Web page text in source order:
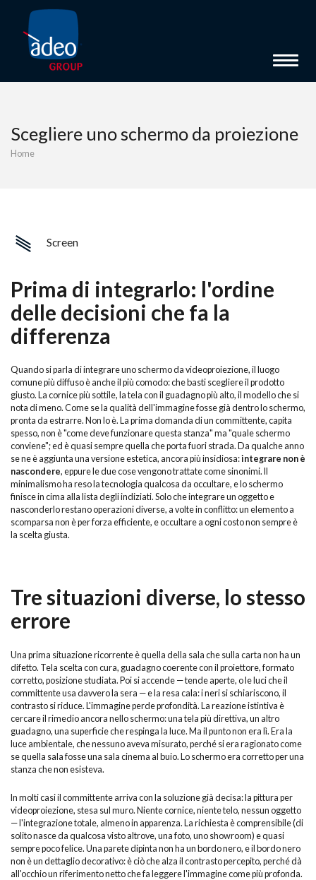
Toggle
Scegliere uno schermo da proiezione
Home
Screen
Prima di integrarlo: l'ordine
delle decisioni che fa la
differenza
Quando si parla di integrare uno schermo da videoproiezione, il luogo
comune più diffuso è anche il più comodo: che basti scegliere il prodotto
giusto. La cornice più sottile, la tela con il guadagno più alto, il modello che si
nota di meno. Come se la qualità dell'immagine fosse già dentro lo schermo,
pronta da estrarre. Non lo è. La prima domanda di un committente, capita
spesso, non è "come deve funzionare questa stanza" ma "quale schermo
conviene"; ed è quasi sempre quella che porta fuori strada. Da qualche anno
se ne è aggiunta una versione estetica, ancora più insidiosa:integrare non è
nascondere, eppure le due cose vengono trattate come sinonimi. Il
minimalismo ha reso la tecnologia qualcosa da occultare, e lo schermo
finisce in cima alla lista degli indiziati. Solo che integrare un oggetto e
nasconderlo restano operazioni diverse, a volte in conflitto: un elemento a
scomparsa non è per forza efficiente, e occultare a ogni costo non sempre è
la scelta giusta.
Tre situazioni diverse, lo stesso
errore
Una prima situazione ricorrente è quella della sala che sulla carta non ha un
difetto. Tela scelta con cura, guadagno coerente con il proiettore, formato
corretto, posizione studiata. Poi si accende — tende aperte, o le luci che il
committente usa davvero la sera — e la resa cala: i neri si schiariscono, il
contrasto si riduce. L'immagine perde profondità. La reazione istintiva è
cercare il rimedio ancora nello schermo: una tela più direttiva, un altro
guadagno, una superficie che respinga la luce. Ma il punto non era lì. Era la
luce ambientale, che nessuno aveva misurato, perché si era ragionato come
se quella sala fosse una sala cinema al buio. Lo schermo era corretto per una
stanza che non esisteva.
In molti casi il committente arriva con la soluzione già decisa: la pittura per
videoproiezione, stesa sul muro. Niente cornice, niente telo, nessun oggetto
— l'integrazione totale, almeno in apparenza. La richiesta è comprensibile (di
solito nasce da qualcosa visto altrove, una foto, uno showroom) e quasi
sempre poco felice. Una parete dipinta non ha un bordo nero, e il bordo nero
non è un dettaglio decorativo: è ciò che alza il contrasto percepito, perché dà
all'occhio un riferimento netto che fa leggere l'immagine come più profonda.